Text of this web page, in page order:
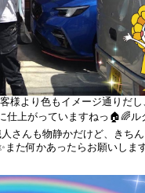
様より色もイメージ通りだ
仕上がっていますねっ🏠🌈ル
人さんも物静かだけど、きち
た何かあったらお願いしま